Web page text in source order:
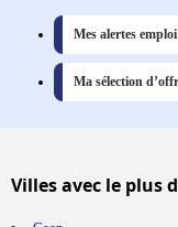
Mes alertes emploi
Ma sélection
Villesavec le plus